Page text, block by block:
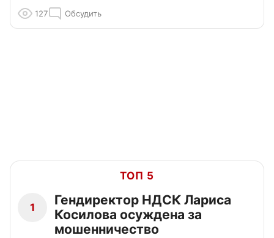
127 Обсудить
ТОП 5
1
Гендиректор НДСК Лариса
Косилова осуждена за
мошенничество